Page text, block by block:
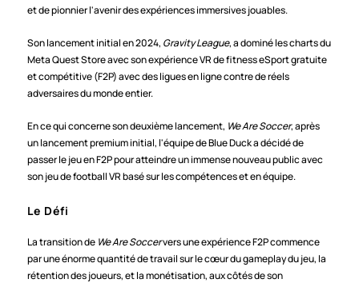
et de pionnier l'avenir des expériences immersives jouables.
Son lancement initial en 2024, Gravity League, a dominé les charts du
Meta Quest Store avec son expérience VR de fitness eSport gratuite
et compétitive (F2P) avec des ligues en ligne contre de réels
adversaires du monde entier.
En ce qui concerne son deuxième lancement, We Are Soccer, après
un lancement premium initial, l'équipe de Blue Duck a décidé de
passer le jeu en F2P pour atteindre un immense nouveau public avec
son jeu de football VR basé sur les compétences et en équipe.
Le Défi
La transition de We Are Soccer vers une expérience F2P commence
par une énorme quantité de travail sur le cœur du gameplay du jeu, la
rétention des joueurs, et la monétisation, aux côtés de son